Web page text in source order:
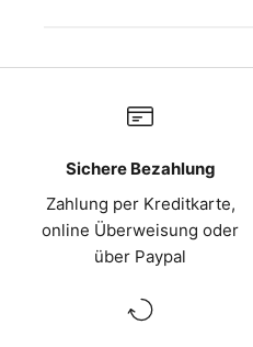
Sichere Bezahlung
Zahlung per Kreditkarte,
online Überweisung oder
über Paypal